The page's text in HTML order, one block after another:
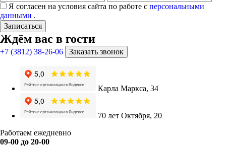
Я согласен на условия сайта по работе с персональными
данными .
Записаться
Ждём вас в гости
+7 (3812) 38-26-06 Заказать звонок
Карла Маркса, 34
70 лет Октября, 20
Работаем ежедневно
09-00 до 20-00